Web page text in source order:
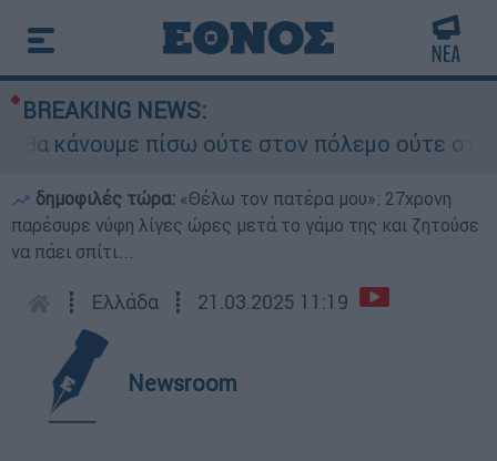
BREAKING NEWS:
κάνουμε πίσω ούτε στον πόλεμο ούτε στις
δημοφιλές τώρα: «Θέλω τον πατέρα μου»: 27χρονη
παρέσυρε νύφη λίγες ώρες μετά το γάμο της και ζητούσε
να πάει σπίτι...
┋ Ελλάδα ┋ 21.03.2025 11:19
Newsroom